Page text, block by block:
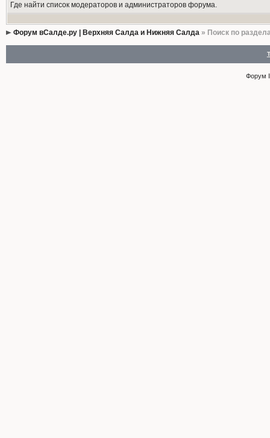
Где найти список модераторов и администраторов форума.
Форум вСалде.ру | Верхняя Салда и Нижняя Салда» Поиск по
Форум